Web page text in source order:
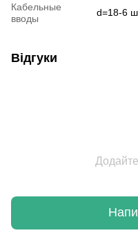
Кабельные
вводы
d=18-6
Відгуки